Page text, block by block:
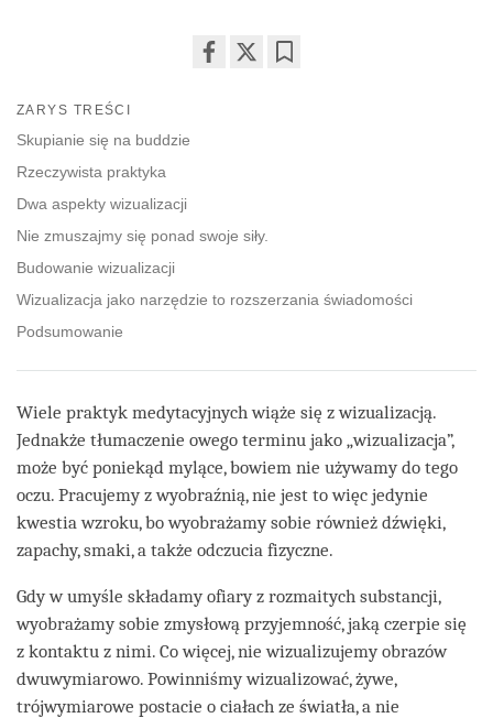
ZARYS TREŚCI
Skupianie się na buddzie
Rzeczywista praktyka
Dwa aspekty wizualizacji
Nie zmuszajmy się ponad swoje siły.
Budowanie wizualizacji
Wizualizacja jako narzędzie to rozszerzania świadomości
Podsumowanie
Wiele praktyk medytacyjnych wiąże się z wizualizacją.
Jednakże tłumaczenie owego terminu jako „wizualizacja”,
może być poniekąd mylące, bowiem nie używamy do tego
oczu. Pracujemy z wyobraźnią, nie jest to więc jedynie
kwestia wzroku, bo wyobrażamy sobie również dźwięki,
zapachy, smaki, a także odczucia fizyczne.
Gdy w umyśle składamy ofiary z rozmaitych substancji,
wyobrażamy sobie zmysłową przyjemność, jaką czerpie się
z kontaktu z nimi. Co więcej, nie wizualizujemy obrazów
dwuwymiarowo. Powinniśmy wizualizować, żywe,
trójwymiarowe postacie o ciałach ze światła, a nie